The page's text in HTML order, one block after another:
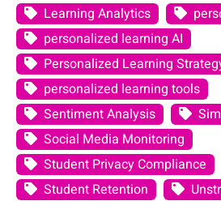
Learning Analytics
personalized learning AI
Personalized Learning
personalized learning tools
Sentiment Analysis
Social Media Monitoring
Student Privacy Compliance
Student Retention